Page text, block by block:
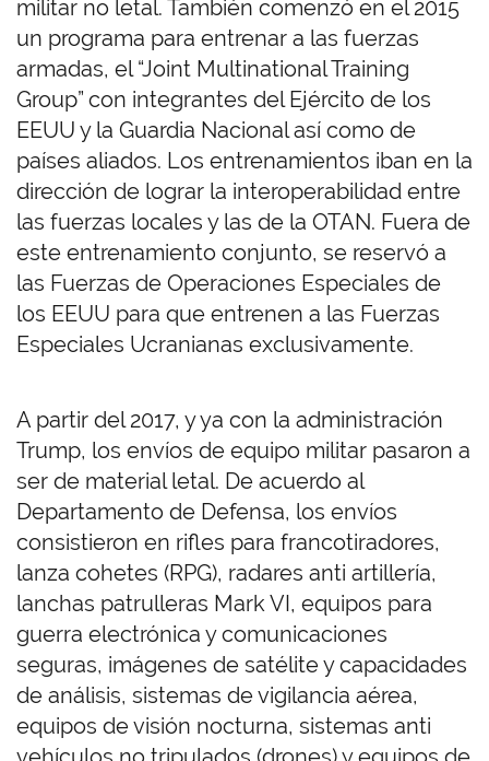
militar no letal. También comenzó en el 2015
un programa para entrenar a las fuerzas
armadas, el “Joint Multinational Training
Group” con integrantes del Ejército de los
EEUU y la Guardia Nacional así como de
países aliados. Los entrenamientos iban en la
dirección de lograr la interoperabilidad entre
las fuerzas locales y las de la OTAN. Fuera de
este entrenamiento conjunto, se reservó a
las Fuerzas de Operaciones Especiales de
los EEUU para que entrenen a las Fuerzas
Especiales Ucranianas exclusivamente.
A partir del 2017, y ya con la administración
Trump, los envíos de equipo militar pasaron a
ser de material letal. De acuerdo al
Departamento de Defensa, los envíos
consistieron en rifles para francotiradores,
lanza cohetes (RPG), radares anti artillería,
lanchas patrulleras Mark VI, equipos para
guerra electrónica y comunicaciones
seguras, imágenes de satélite y capacidades
de análisis, sistemas de vigilancia aérea,
equipos de visión nocturna, sistemas anti